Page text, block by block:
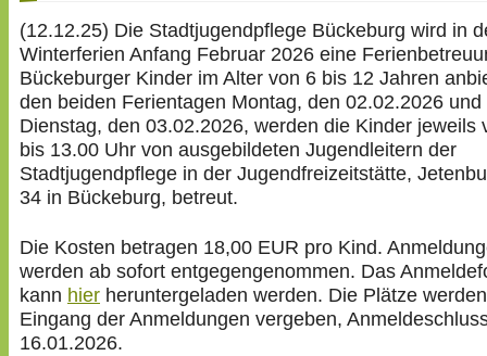
(12.12.25) Die Stadtjugendpflege Bückeburg wird in
Winterferien Anfang Februar 2026 eine
Bückeburger Kinder im Alter von 6 bis 12 Jahren
den beiden Ferientagen Montag, den 02.02.2026 und
Dienstag, den 03.02.2026, werden die Kinder jeweils
bis 13.00 Uhr von ausgebildeten Jugendleitern der
Stadtjugendpflege in der Jugendfreizeitstätte,
34 in Bückeburg, betreut.
Die Kosten betragen 18,00 EUR pro Kind.
werden ab sofort entgegengenommen. Das
kann hier heruntergeladen werden. Die Plätze
Eingang der Anmeldungen vergeben,
16.01.2026.